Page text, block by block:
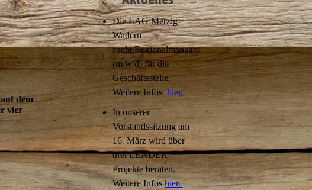
dem
vier
Die LAG Merzig-
Wadern
sucht Regionalmanager
(m/w/d) für die
Geschäftsstelle.
Weitere Infoshier.
In unserer
Vorstandssitzung am
16. März wird über
drei LEADER-
Projekte beraten.
Weitere Infos hier.